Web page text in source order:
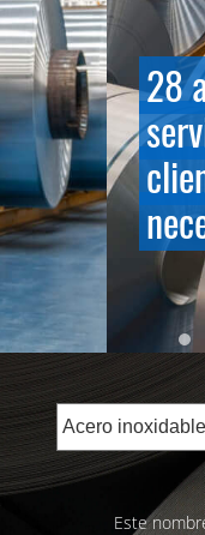
28 años de
servicio de
clientes
Este